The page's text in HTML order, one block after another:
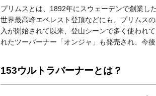
プリムスとは、1892年にスウェーデンで創業し
世界最高峰エベレスト登頂などにも、プリムス
入が開始されて以来、登山シーンで多く使われ
れたツーバーナー「オンジャ」も発売され、今
153ウルトラバーナーとは？